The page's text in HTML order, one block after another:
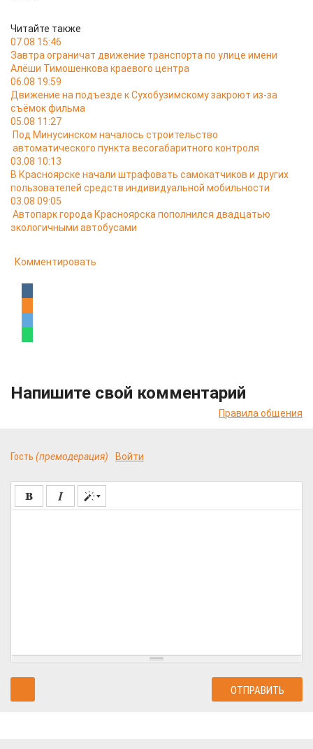
Читайте также
07.08 15:46
Завтра ограничат движение транспорта по улице имени
Алёши Тимошенкова краевого центра
06.08 19:59
Движение на подъезде к Сухобузимскому закроют из-за
съёмок фильма
05.08 11:27
Под Минусинском началось строительство
автоматического пункта весогабаритного контроля
03.08 10:13
В Красноярске начали штрафовать самокатчиков и других
пользователей средств индивидуальной мобильности
03.08 09:05
Автопарк города Красноярска пополнился двадцатью
экологичными автобусами
Комментировать
Напишите свой комментарий
Правила общения
Гость (премодерация) Войти